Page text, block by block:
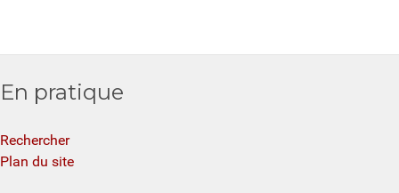
En pratique
Rechercher
Plan du site